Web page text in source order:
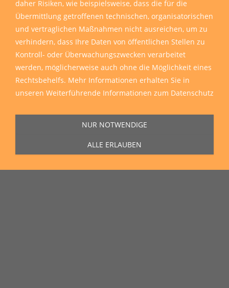
daher Risiken, wie beispielsweise, dass die für die
Übermittlung getroffenen technischen, organisatorischen
und vertraglichen Maßnahmen nicht ausreichen, um zu
verhindern, dass Ihre Daten von öffentlichen Stellen zu
Kontroll- oder Überwachungszwecken verarbeitet
werden, möglicherweise auch ohne die Möglichkeit eines
Rechtsbehelfs. Mehr Informationen erhalten Sie in
unseren Weiterführende Informationen zum Datenschutz
NUR NOTWENDIGE
ALLE ERLAUBEN